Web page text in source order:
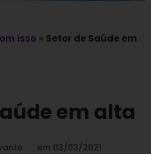
isso » Setor de Saúde em
em alta
em 03/03/2021